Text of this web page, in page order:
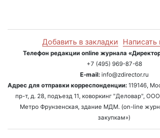
Добавить в закладки Написать
Телефон редакции online журнала
+7 (495) 969-87-68
E-mail:info@zdirector.ru
Адрес для отправки корреспонденции: 119146,
пр-т, д. 28, подъезд 11, коворкинг "Деловар",
Метро Фрунзенская, здание МДМ. (on-line
закупкам»)